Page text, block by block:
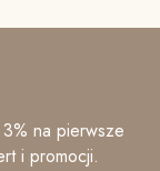
na pierwsze
i promocji.